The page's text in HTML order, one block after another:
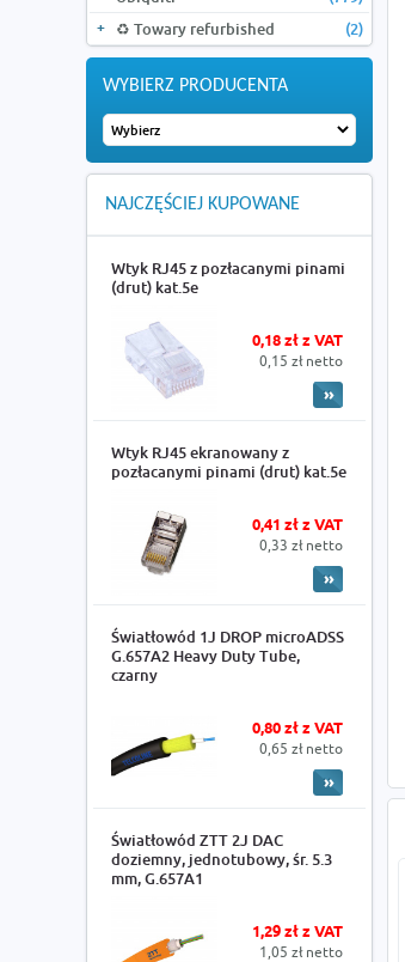
♻️ Towary refurbished
(2)
WYBIERZ PRODUCENTA
NAJCZĘŚCIEJ KUPOWANE
Wtyk RJ45 z pozłacanymi pinami
(drut) kat.5e
0,18 zł z VAT
0,15 zł netto
Wtyk RJ45 ekranowany z
pozłacanymi pinami (drut) kat.5e
0,41 zł z VAT
0,33 zł netto
Światłowód 1J DROP microADSS
G.657A2 Heavy Duty Tube,
czarny
0,80 zł z VAT
0,65 zł netto
Światłowód ZTT 2J DAC
doziemny, jednotubowy, śr. 5.3
mm, G.657A1
1,29 zł z VAT
1,05 zł netto